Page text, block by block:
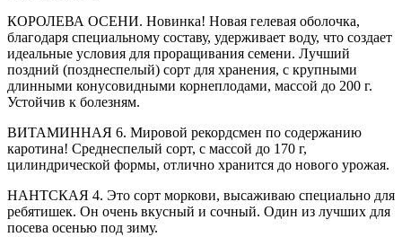
КОРОЛЕВА ОСЕНИ. Новинка! Новая гелевая оболочка,
благодаря специальному составу, удерживает воду, что создает
идеальные условия для проращивания семени. Лучший
поздний (позднеспелый) сорт для хранения, с крупными
длинными конусовидными корнеплодами, массой до 200 г.
Устойчив к болезням.
ВИТАМИННАЯ 6. Мировой рекордсмен по содержанию
каротина! Среднеспелый сорт, с массой до 170 г,
цилиндрической формы, отлично хранится до нового урожая.
НАНТСКАЯ 4. Это сорт моркови, высаживаю специально для
ребятишек. Он очень вкусный и сочный. Один из лучших для
посева осенью под зиму.